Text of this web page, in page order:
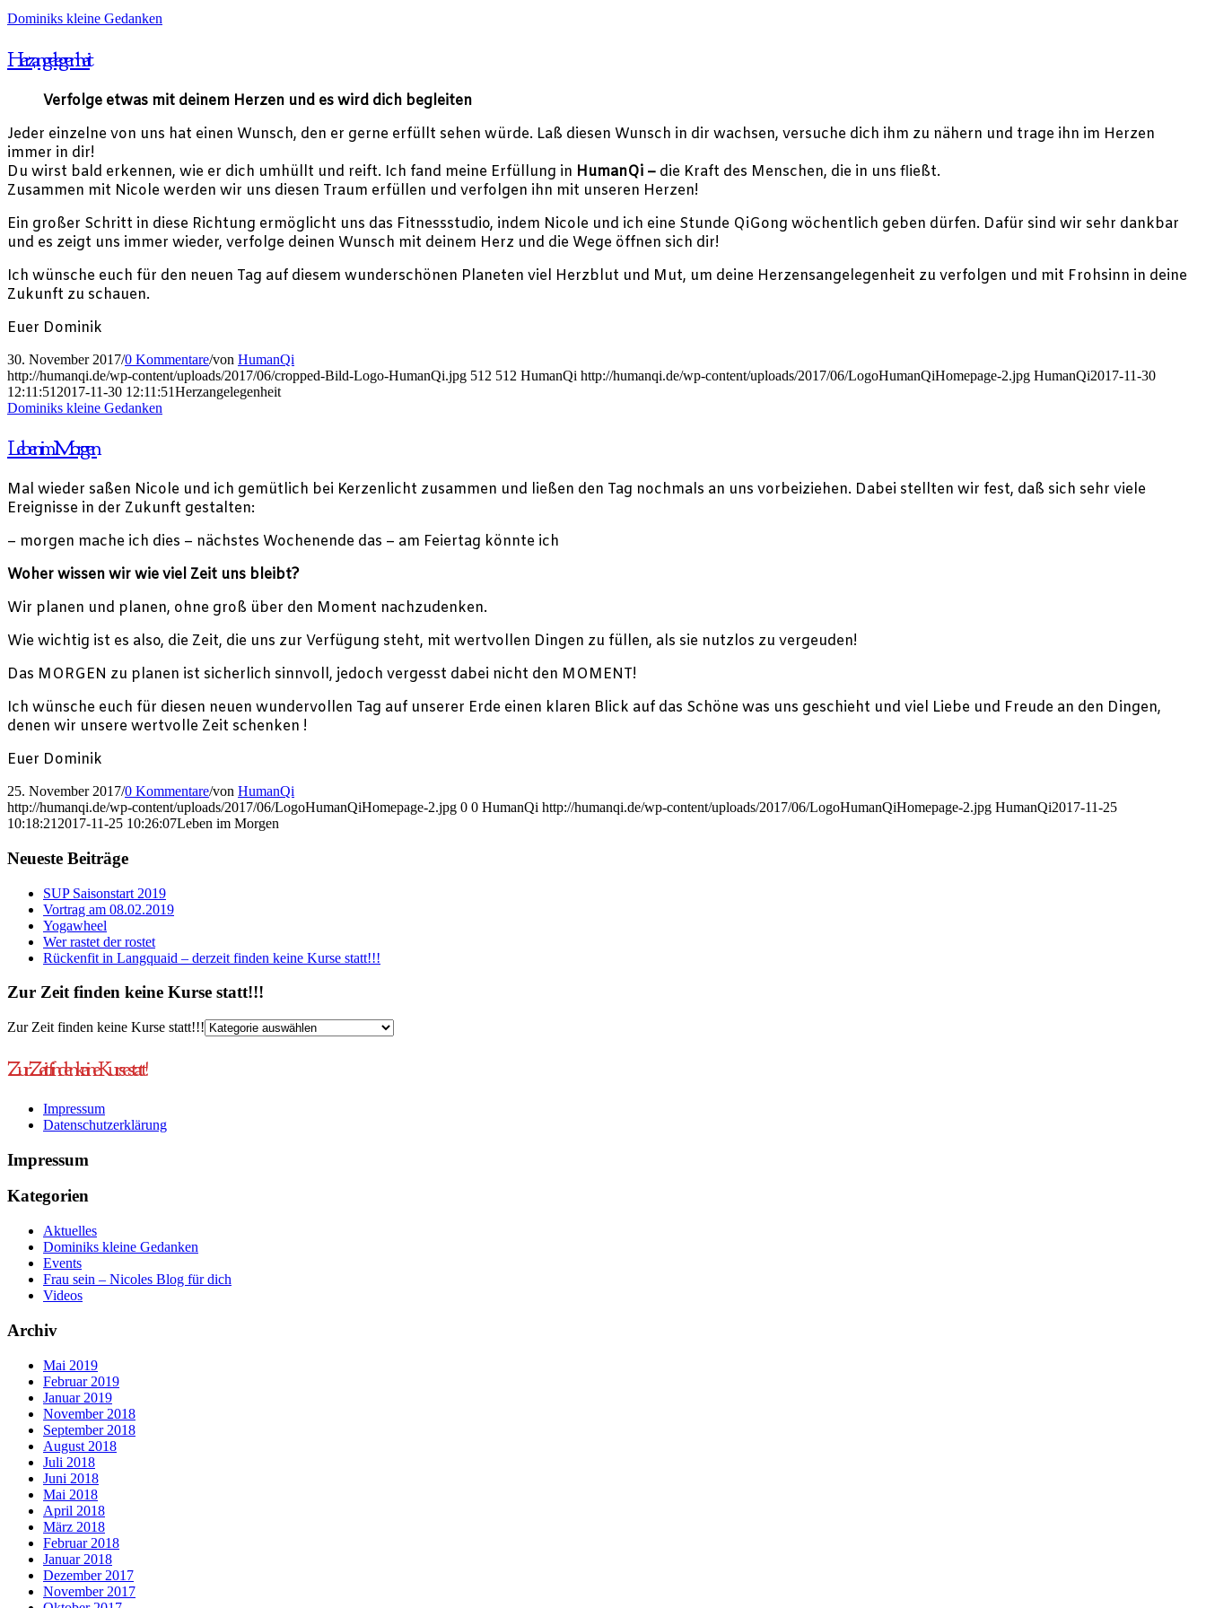
Dominiks kleine Gedanken
Herzangelegenheit
Verfolge etwas mit deinem Herzen und es wird dich begleiten
Jeder einzelne von uns hat einen Wunsch, den er gerne erfüllt sehen würde. Laß diesen Wunsch in dir wachsen, versuche dich ihm zu nähern und trage ihn im Herzen
immer in dir!
Du wirst bald erkennen, wie er dich umhüllt und reift. Ich fand meine Erfüllung in HumanQi – die Kraft des Menschen, die in uns fließt.
Zusammen mit Nicole werden wir uns diesen Traum erfüllen und verfolgen ihn mit unseren Herzen!
Ein großer Schritt in diese Richtung ermöglicht uns das Fitnessstudio, indem Nicole und ich eine Stunde QiGong wöchentlich geben dürfen. Dafür sind wir sehr dankbar
und es zeigt uns immer wieder, verfolge deinen Wunsch mit deinem Herz und die Wege öffnen sich dir!
Ich wünsche euch für den neuen Tag auf diesem wunderschönen Planeten viel Herzblut und Mut, um deine Herzensangelegenheit zu verfolgen und mit Frohsinn in deine
Zukunft zu schauen.
Euer Dominik
30. November 2017/0 Kommentare/von HumanQi
http://humanqi.de/wp-content/uploads/2017/06/cropped-Bild-Logo-HumanQi.jpg 512 512 HumanQi http://humanqi.de/wp-content/uploads/2017/06/LogoHumanQiHomepage-2.jpg HumanQi2017-11-30
12:11:51 2017-11-30 12:11:51Herzangelegenheit
Dominiks kleine Gedanken
Leben im Morgen
Mal wieder saßen Nicole und ich gemütlich bei Kerzenlicht zusammen und ließen den Tag nochmals an uns vorbeiziehen. Dabei stellten wir fest, daß sich sehr viele
Ereignisse in der Zukunft gestalten:
– morgen mache ich dies – nächstes Wochenende das – am Feiertag könnte ich
Woher wissen wir wie viel Zeit uns bleibt?
Wir planen und planen, ohne groß über den Moment nachzudenken.
Wie wichtig ist es also, die Zeit, die uns zur Verfügung steht, mit wertvollen Dingen zu füllen, als sie nutzlos zu vergeuden!
Das MORGEN zu planen ist sicherlich sinnvoll, jedoch vergesst dabei nicht den MOMENT!
Ich wünsche euch für diesen neuen wundervollen Tag auf unserer Erde einen klaren Blick auf das Schöne was uns geschieht und viel Liebe und Freude an den Dingen,
denen wir unsere wertvolle Zeit schenken !
Euer Dominik
25. November 2017/0 Kommentare/von HumanQi
http://humanqi.de/wp-content/uploads/2017/06/LogoHumanQiHomepage-2.jpg 0 0 HumanQi http://humanqi.de/wp-content/uploads/2017/06/LogoHumanQiHomepage-2.jpg HumanQi2017-11-25
10:18:21 2017-11-25 10:26:07Leben im Morgen
Neueste Beiträge
SUP Saisonstart 2019
Vortrag am 08.02.2019
Yogawheel
Wer rastet der rostet
Rückenfit in Langquaid – derzeit finden keine Kurse statt!!!
Zur Zeit finden keine Kurse statt!!!
Zur Zeit finden keine Kurse statt!!!
Zur Zeit finden keine Kurse statt!
Impressum
Datenschutzerklärung
Impressum
Kategorien
Aktuelles
Dominiks kleine Gedanken
Events
Frau sein – Nicoles Blog für dich
Videos
Archiv
Mai 2019
Februar 2019
Januar 2019
November 2018
September 2018
August 2018
Juli 2018
Juni 2018
Mai 2018
April 2018
März 2018
Februar 2018
Januar 2018
Dezember 2017
November 2017